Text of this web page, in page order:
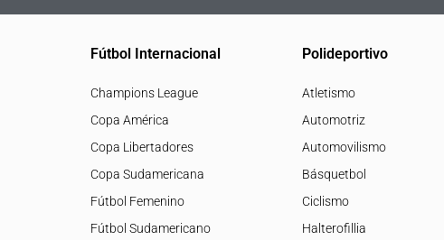
Fútbol Internacional
Champions League
Copa América
Copa Libertadores
Copa Sudamericana
Fútbol Femenino
Fútbol Sudamericano
Polideportivo
Atletismo
Automotriz
Automovilismo
Básquetbol
Ciclismo
Halterofillia